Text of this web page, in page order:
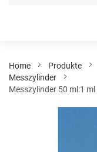
Inhalt
Home Produkte
Messzylinder
Messzylinder 50 ml:1 ml